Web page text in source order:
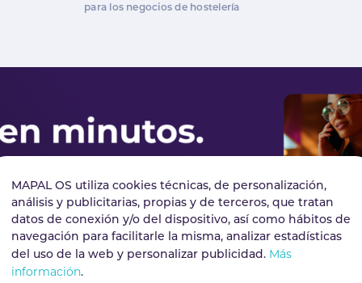
para los negocios de hostelería
MAPAL OS utiliza cookies técnicas, de personalización,
análisis y publicitarias, propias y de terceros, que tratan
datos de conexión y/o del dispositivo, así como hábitos de
navegación para facilitarle la misma, analizar estadísticas
del uso de la web y personalizar publicidad. Más
información.